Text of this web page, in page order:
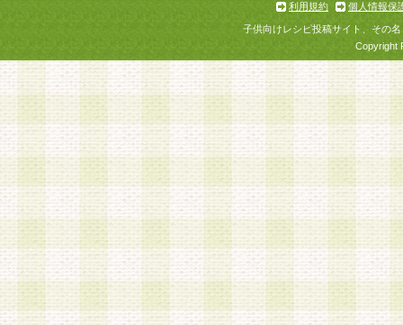
利用規約
個人情報保
子供向けレシピ投稿サイト、その
Copyright